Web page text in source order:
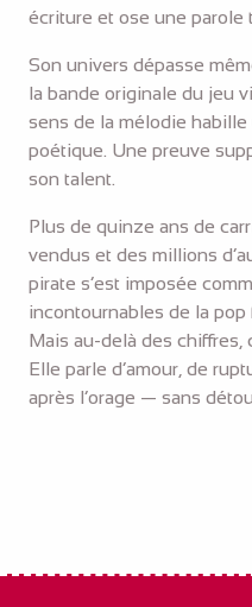
écriture et ose une parole
Son univers dépasse
la bande originale du jeu
sens de la mélodie
poétique. Une preuve
son talent.
Plus de quinze ans de
vendus et des millions
pirate s’est imposée
incontournables de la pop
Mais au-delà des chiffres,
Elle parle d’amour, de
après l’orage — sans